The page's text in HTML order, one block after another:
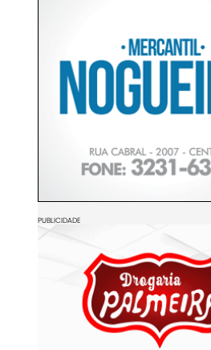
PUBLICIDADE